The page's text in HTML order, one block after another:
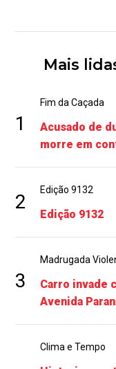
Mais
1
Fim da Caçada
Acusado de
morre em
2
Edição 9132
Edição 9132
3
Madrugada
Carro invade
Avenida
Clima e Tempo